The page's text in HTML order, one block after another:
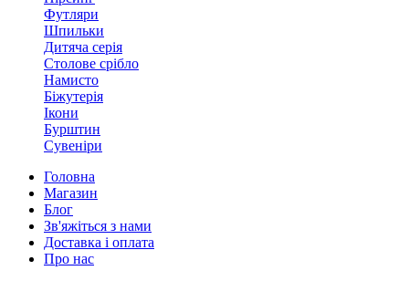
Футляри
Шпильки
Дитяча серія
Столове срібло
Намисто
Біжутерія
Ікони
Бурштин
Сувеніри
Головна
Магазин
Блог
Зв'яжіться з нами
Доставка і оплата
Про нас